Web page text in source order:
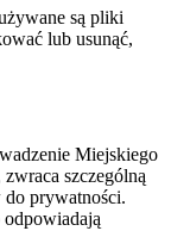
są pliki
lub usunąć,
Miejskiego
szczególną
do prywatności.